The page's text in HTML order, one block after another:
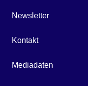
Newsletter
Kontakt
Mediadaten